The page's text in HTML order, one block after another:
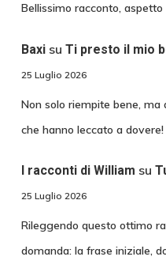
Bellissimo racconto,
Baxisu Ti presto il mio
25 Luglio 2026
Non solo riempite bene,
che hanno leccato a dovere!
I racconti di William su
25 Luglio 2026
Rileggendo questo ottimo
domanda: la frase iniziale,